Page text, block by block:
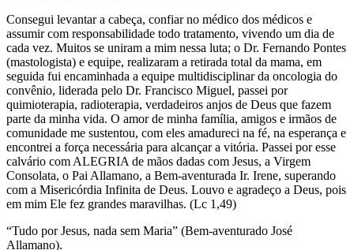
Consegui levantar a cabeça, confiar no médico dos médicos e
assumir com responsabilidade todo tratamento, vivendo um dia de
cada vez. Muitos se uniram a mim nessa luta; o Dr. Fernando Pontes
(mastologista) e equipe, realizaram a retirada total da mama, em
seguida fui encaminhada a equipe multidisciplinar da oncologia do
convênio, liderada pelo Dr. Francisco Miguel, passei por
quimioterapia, radioterapia, verdadeiros anjos de Deus que fazem
parte da minha vida. O amor de minha família, amigos e irmãos de
comunidade me sustentou, com eles amadureci na fé, na esperança e
encontrei a força necessária para alcançar a vitória. Passei por esse
calvário com ALEGRIA de mãos dadas com Jesus, a Virgem
Consolata, o Pai Allamano, a Bem-aventurada Ir. Irene, superando
com a Misericórdia Infinita de Deus. Louvo e agradeço a Deus, pois
em mim Ele fez grandes maravilhas. (Lc 1,49)
“Tudo por Jesus, nada sem Maria” (Bem-aventurado José
Allamano).